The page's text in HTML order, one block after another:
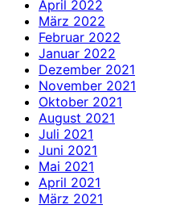
April 2022
März 2022
Februar 2022
Januar 2022
Dezember 2021
November 2021
Oktober 2021
August 2021
Juli 2021
Juni 2021
Mai 2021
April 2021
März 2021